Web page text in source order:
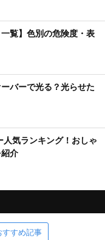
一覧】色別の危険度・表
バーで光る？光らせた
人気ランキング！おしゃ
介
すすめ記事